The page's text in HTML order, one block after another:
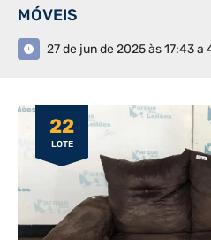
MÓVEIS
27 de jun de 2025 às 17:43 a
22
LOTE